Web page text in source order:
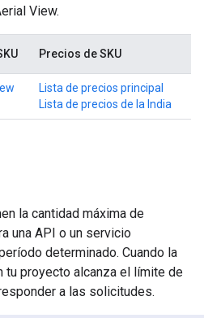
View.
Precios de SKU
Lista de precios principal
Lista de precios de la India
la cantidad máxima de
una API o un servicio
determinado. Cuando la
tu proyecto alcanza el límite de
a las solicitudes.